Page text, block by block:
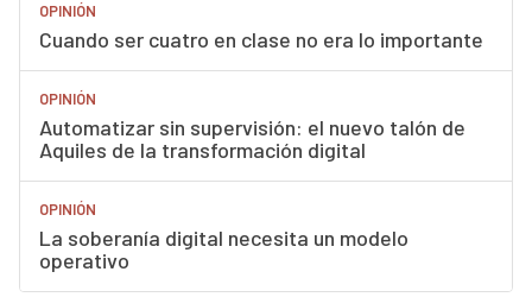
OPINIÓN
Cuando ser cuatro en clase no era lo importante
OPINIÓN
Automatizar sin supervisión: el nuevo talón de
Aquiles de la transformación digital
OPINIÓN
La soberanía digital necesita un modelo
operativo